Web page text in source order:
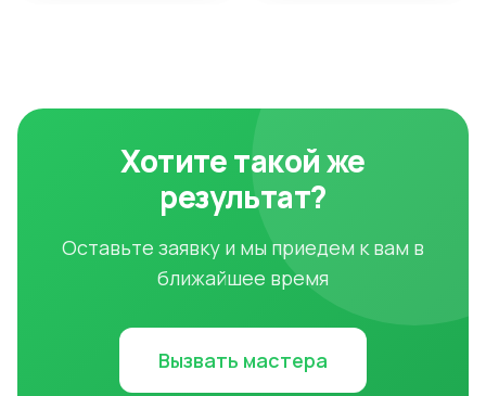
Хотите такой же
результат?
Оставьте заявку и мы приедем к вам в
ближайшее время
Вызвать мастера